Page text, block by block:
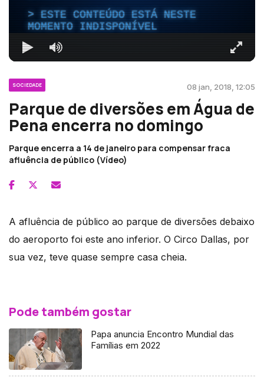
ESTE CONTEÚDO ESTÁ NESTE
MOMENTO INDISPONÍVEL
SOCIEDADE 08 jan, 2018, 12:05
Parque de diversões em Água de
Pena encerra no domingo
Parque encerra a 14 de janeiro para compensar fraca
afluência de público (Vídeo)
A afluência de público ao parque de diversões debaixo
do aeroporto foi este ano inferior. O Circo Dallas, por
sua vez, teve quase sempre casa cheia.
Pode também gostar
Papa anuncia Encontro Mundial das
Famílias em 2022